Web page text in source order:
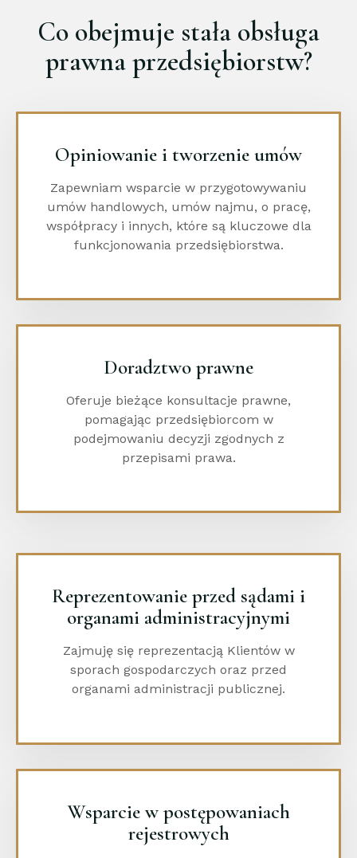
Co obejmuje stała obsługa
prawna przedsiębiorstw?
Opiniowanie i tworzenie umów
Zapewniam wsparcie w przygotowywaniu
umów handlowych, umów najmu, o pracę,
współpracy i innych, które są kluczowe dla
funkcjonowania przedsiębiorstwa.
Doradztwo prawne
Oferuje bieżące konsultacje prawne,
pomagając przedsiębiorcom w
podejmowaniu decyzji zgodnych z
przepisami prawa.
Reprezentowanie przed sądami i
organami administracyjnymi
Zajmuję się reprezentacją Klientów w
sporach gospodarczych oraz przed
organami administracji publicznej.
Wsparcie w postępowaniach
rejestrowych